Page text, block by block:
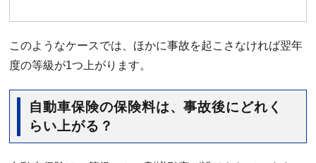
このようなケースでは、ほかに事故を起こさなければ翌年
度の等級が1つ上がります。
自動車保険の保険料は、事故後にどれく
らい上がる？